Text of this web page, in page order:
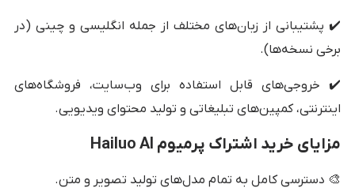
✔️ پشتیبانی از زبان‌های مختلف از جمله انگلیسی و چینی (در
برخی نسخه‌ها).
✔️ خروجی‌های قابل استفاده برای وب‌سایت، فروشگاه‌های
اینترنتی، کمپین‌های تبلیغاتی و تولید محتوای ویدیویی.
مزایای خرید اشتراک پرمیوم Hailuo AI
🎨 دسترسی کامل به تمام مدل‌های تولید تصویر و متن.